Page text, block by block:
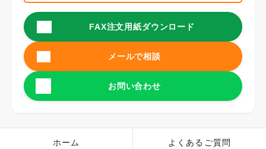
FAX注文用紙ダウンロード
メールで相談
お問い合わせ
ホーム よくあるご質問